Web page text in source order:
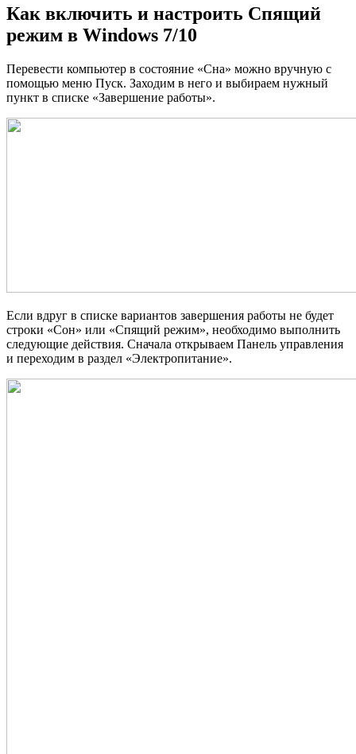
Как включить и настроить Спящий
режим в Windows 7/10
Перевести компьютер в состояние «Сна» можно вручную с
помощью меню Пуск. Заходим в него и выбираем нужный
пункт в списке «Завершение работы».
Если вдруг в списке вариантов завершения работы не будет
строки «Сон» или «Спящий режим», необходимо выполнить
следующие действия. Сначала открываем Панель управления
и переходим в раздел «Электропитание».